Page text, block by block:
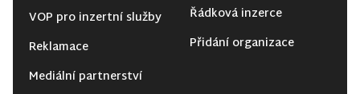
VOP pro inzertní služby
Reklamace
Mediální partnerství
Řádková inzerce
Přidání organizace